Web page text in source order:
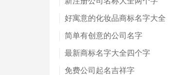
好寓意的化妆品商标名字大全
简单有创意的公司名字
最新商标名字大全四个字
免费公司起名吉祥字